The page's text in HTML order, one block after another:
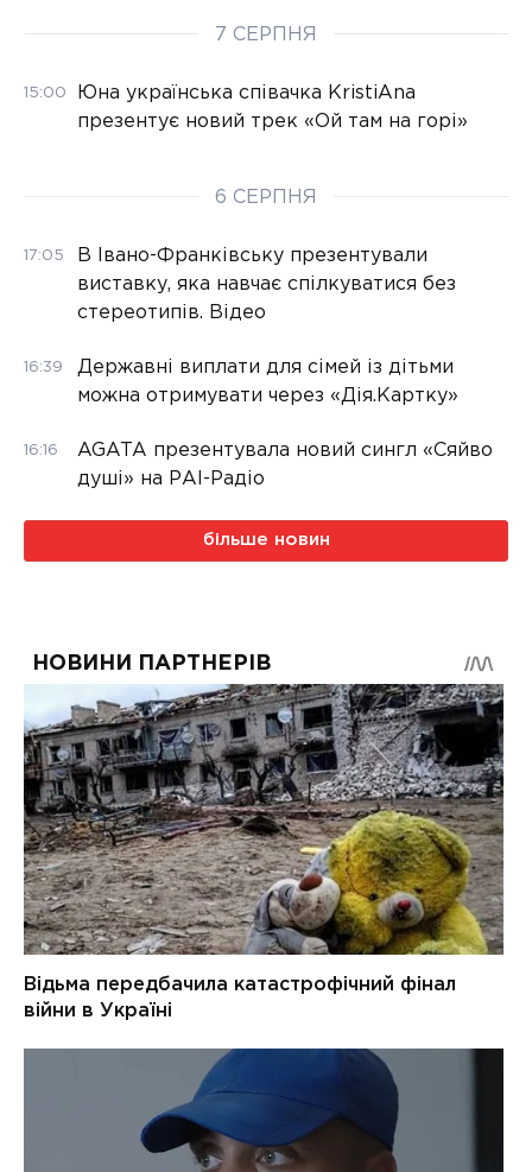
7 СЕРПНЯ
15:00
Юна українська співачка KristiAna
презентує новий трек «Ой там на горі»
6 СЕРПНЯ
17:05
В Івано-Франківську презентували
виставку, яка навчає спілкуватися без
стереотипів. Відео
16:39
Державні виплати для сімей із дітьми
можна отримувати через «Дія.Картку»
16:16
AGATA презентувала новий сингл «Сяйво
душі» на РАІ-Радіо
більше новин